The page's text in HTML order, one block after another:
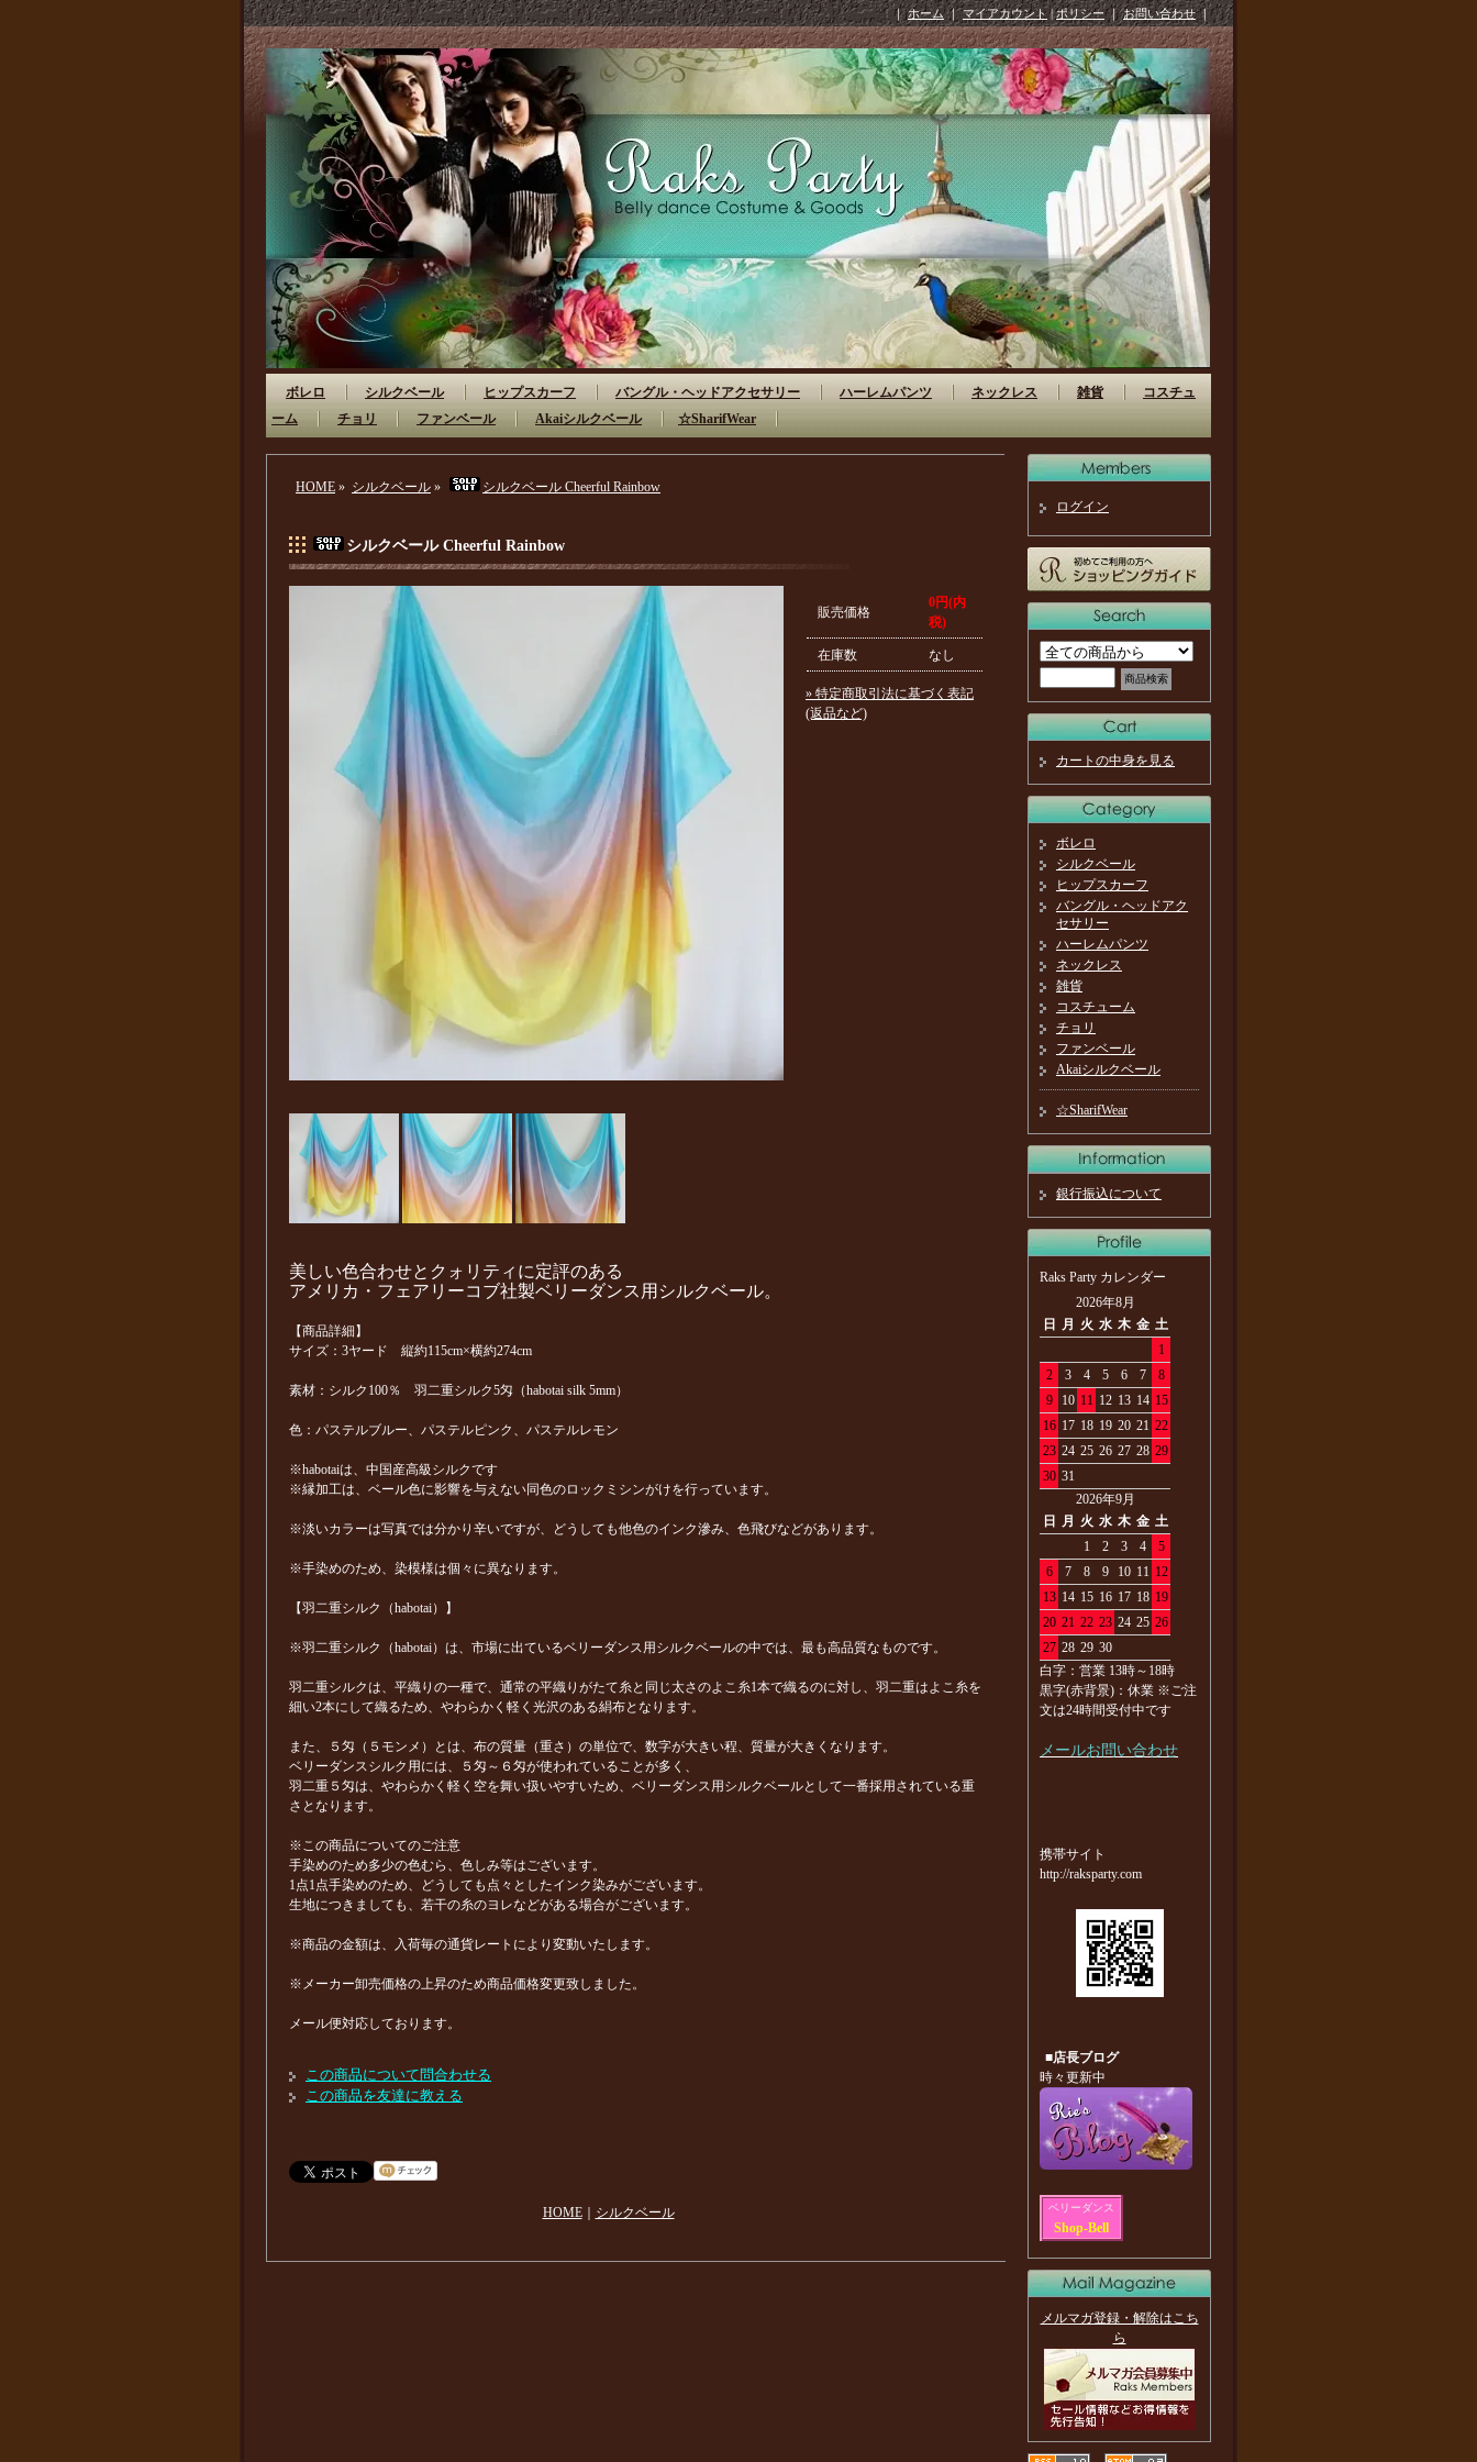
｜ホーム｜マイアカウント|ポリシー｜お問い合わせ｜
ボレロ シルクベール ヒップスカーフ バングル・ヘッドアクセサリー ハーレムパンツ ネックレス 雑貨
コスチュ
ーム
チョリ ファンベール Akaiシルクベール ☆SharifWear
HOME » シルクベール » シルクベール Cheerful Rainbow
シルクベール Cheerful Rainbow
販売価格
0円(内
税)
在庫数 なし
» 特定商取引法に基づく表記
(返品など)
美しい色合わせとクォリティに定評のある
アメリカ・フェアリーコブ社製ベリーダンス用シルクベール。
【商品詳細】
サイズ：3ヤード 縦約115cm×横約274cm
素材：シルク100％ 羽二重シルク5匁（habotai silk 5mm）
色：パステルブルー、パステルピンク、パステルレモン
※habotaiは、中国産高級シルクです
※縁加工は、ベール色に影響を与えない同色のロックミシンがけを行っています。
※淡いカラーは写真では分かり辛いですが、どうしても他色のインク滲み、色飛びなどがあります。
※手染めのため、染模様は個々に異なります。
【羽二重シルク（habotai）】
※羽二重シルク（habotai）は、市場に出ているベリーダンス用シルクベールの中では、最も高品質なものです。
羽二重シルクは、平織りの一種で、通常の平織りがたて糸と同じ太さのよこ糸1本で織るのに対し、羽二重はよこ糸を
細い2本にして織るため、やわらかく軽く光沢のある絹布となります。
また、５匁（５モンメ）とは、布の質量（重さ）の単位で、数字が大きい程、質量が大きくなります。
ベリーダンスシルク用には、５匁～６匁が使われていることが多く、
羽二重５匁は、やわらかく軽く空を舞い扱いやすいため、ベリーダンス用シルクベールとして一番採用されている重
さとなります。
※この商品についてのご注意
手染めのため多少の色むら、色しみ等はございます。
1点1点手染めのため、どうしても点々としたインク染みがございます。
生地につきましても、若干の糸のヨレなどがある場合がございます。
※商品の金額は、入荷毎の通貨レートにより変動いたします。
※メーカー卸売価格の上昇のため商品価格変更致しました。
メール便対応しております。
この商品について問合わせる
この商品を友達に教える
HOME｜ シルクベール
ログイン
カートの中身を見る
ボレロ
シルクベール
ヒップスカーフ
バングル・ヘッドアク
セサリー
ハーレムパンツ
ネックレス
雑貨
コスチューム
チョリ
ファンベール
Akaiシルクベール
☆SharifWear
銀行振込について
Raks Party カレンダー
2026年8月
日
月 火 水 木 金 土
1
2
3 4 5 6 7
8
9
10 11 12 13 14 15
16 17 18 19 20 21 22
23 24 25 26 27 28 29
30 31
2026年9月
日
月 火 水 木 金 土
1
2 3 4
5
6
7 8 9 10 11 12
13 14 15 16 17 18 19
20 21 22 23 24 25 26
27 28 29 30
白字：営業 13時～18時
黒字(赤背景)：休業 ※ご注
文は24時間受付中です
メールお問い合わせ
携帯サイト
http://raksparty.com
■店長ブログ
時々更新中
ベリーダンス
Shop-Bell
メルマガ登録・解除はこち
ら